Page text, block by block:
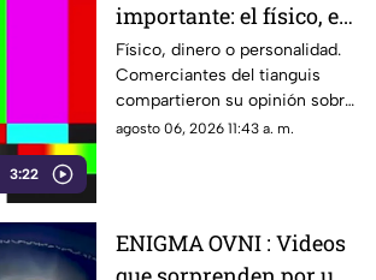
3:22
importante: el físico, el
dinero o la
personalidad? Daniel
Oñate pregunta en el
tianguis
Físico, dinero o personalidad.
Comerciantes del tianguis
compartieron su opinión sobre
qué es lo más importante al
agosto 06, 2026 11:43 a. m.
ENIGMA OVNI : Videos